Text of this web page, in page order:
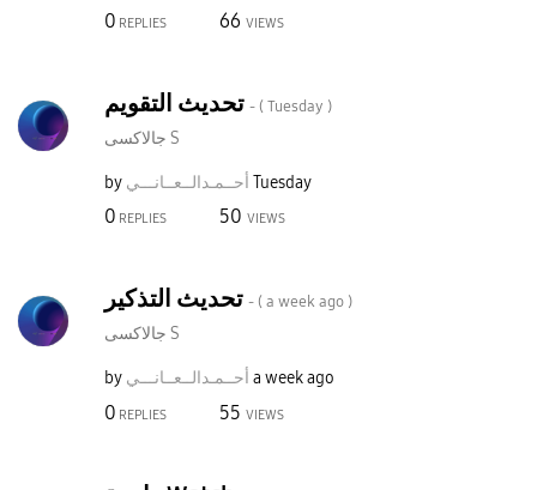
0 REPLIES 66 VIEWS
تحديث التقويم - ( Tuesday )
جالاكسى S
by أحــمـدالــعــانـــي Tuesday
0 REPLIES 50 VIEWS
تحديث التذكير - ( a week ago )
جالاكسى S
by أحــمـدالــعــانـــي a week ago
0 REPLIES 55 VIEWS